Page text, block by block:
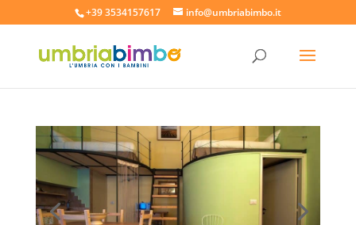
+39 3534157617 info@umbriabimbo.it